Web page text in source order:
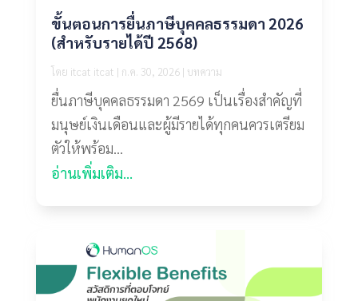
ขั้นตอนการยื่นภาษีบุคคลธรรมดา 2026
(สำหรับรายได้ปี 2568)
โดย itcat itcat | ก.ค. 30, 2026| บทความ
ยื่นภาษีบุคคลธรรมดา 2569 เป็นเรื่องสำคัญที่
มนุษย์เงินเดือนและผู้มีรายได้ทุกคนควรเตรียม
ตัวให้พร้อม...
อ่านเพิ่มเติม...